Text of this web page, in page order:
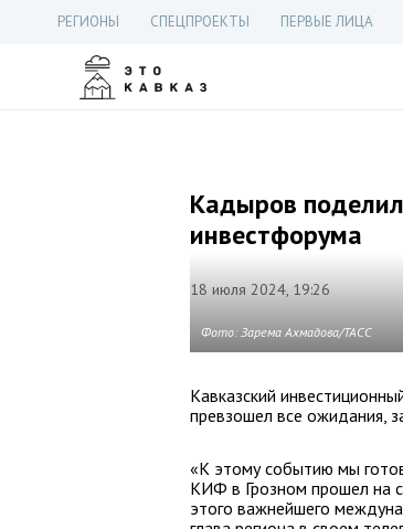
РЕГИОНЫ СПЕЦПРОЕКТЫ ПЕРВЫЕ ЛИЦА
Кадыров
инвестфорума
18 июля 2024, 19:26
Фото: Зарема Ахмадова/ТАСС
Кавказский
превзошел все ожидания,
«К этому событию мы
КИФ в Грозном прошел на
этого важнейшего